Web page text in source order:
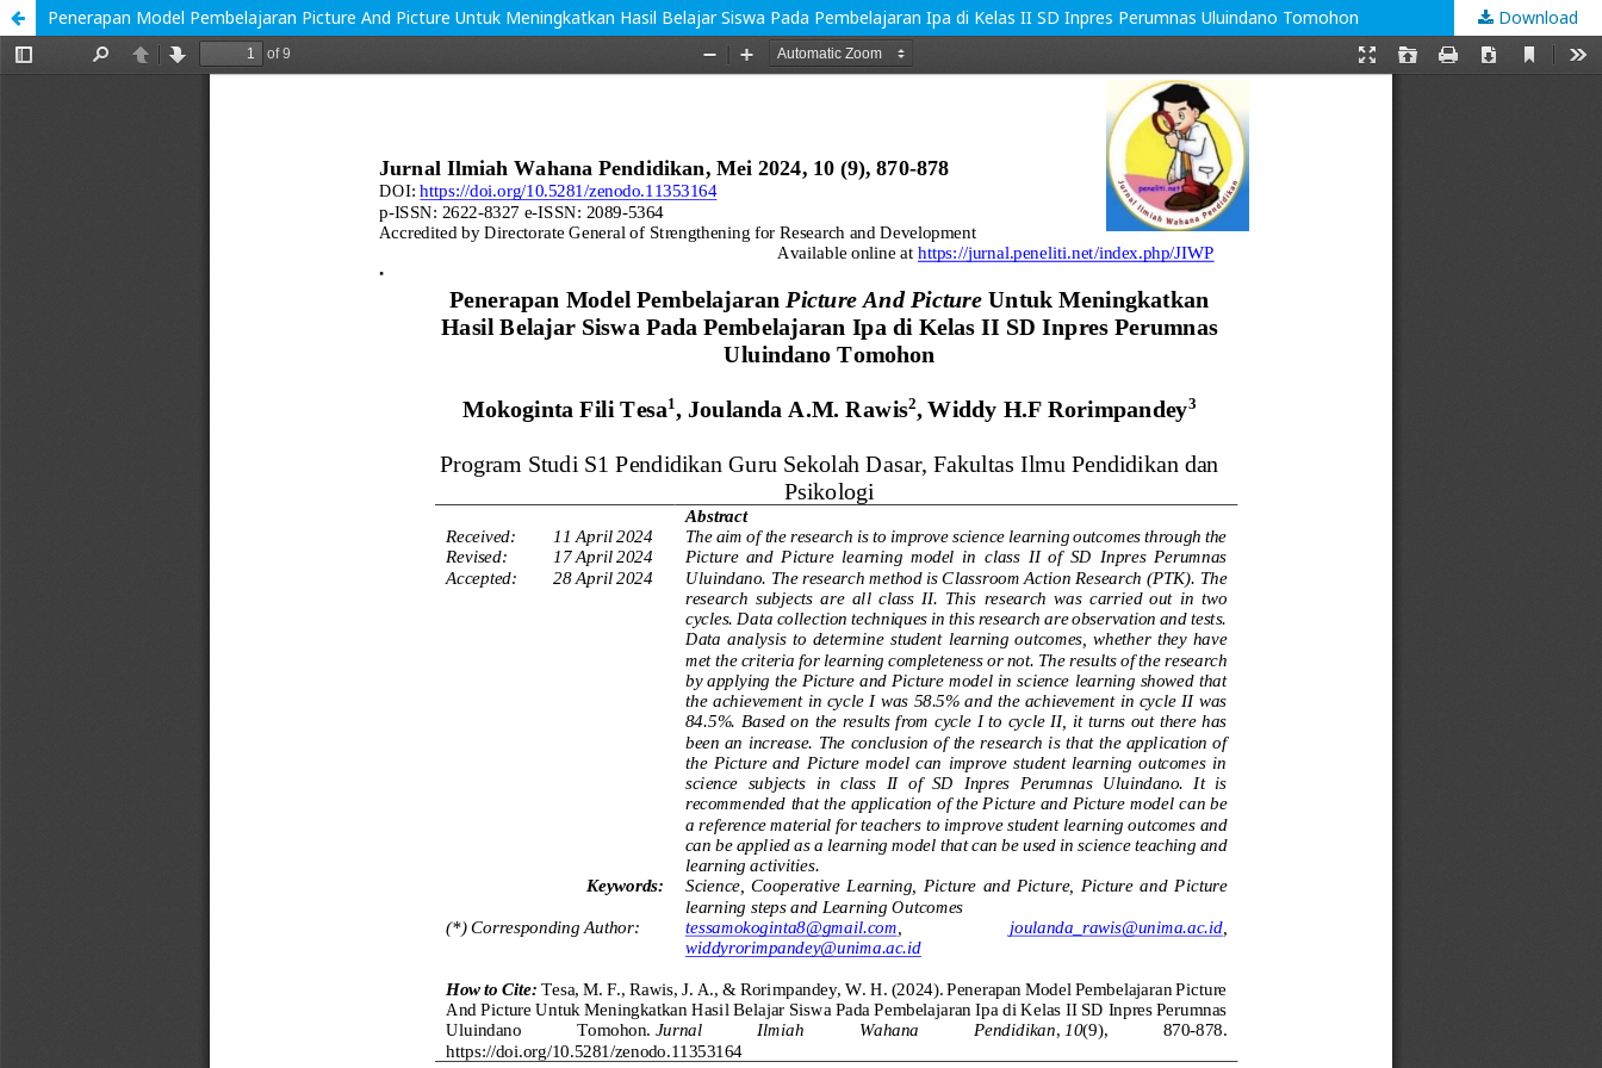
Penerapan Model Pembelajaran Picture And Picture Untuk Meningkatkan Hasil Belajar Siswa Pada Pembelajaran Ipa di Kelas II SD Inpres Perumnas Uluindano Tomohon Download